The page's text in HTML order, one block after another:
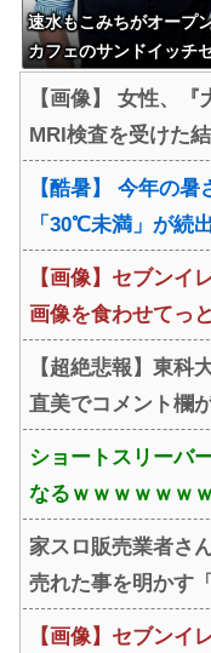
速水もこみちがオープ
カフェのサンドイッチ
【画像】 女性、
MRI検査を受けた
【酷暑】 今年の
「30℃未満」が続
【画像】セブンイ
画像を食わせて
【超絶悲報】東科
直美でコメント欄
ショートスリーバ
なるｗｗｗｗｗｗ
家スロ販売業者さ
売れた事を明かす
【画像】セブンイ